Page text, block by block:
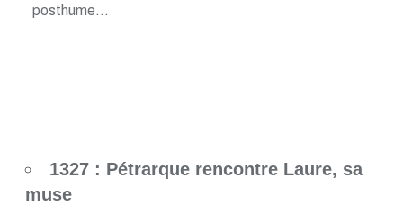
posthume...
1327 : Pétrarque rencontre Laure, sa
muse